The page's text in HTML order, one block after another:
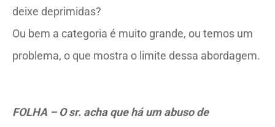
deixe deprimidas?
Ou bem a categoria é muito grande, ou temos um
problema, o que mostra o limite dessa abordagem.
FOLHA – O sr. acha que há um abuso de